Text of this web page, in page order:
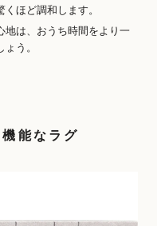
ほど調和します。
地は、おうち時間をより一
う。
能なラグ